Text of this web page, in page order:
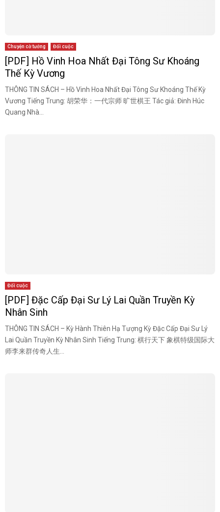
Chuyện cờ tướng Đối cuộc
[PDF] Hồ Vinh Hoa Nhất Đại Tông Sư Khoáng
Thế Kỳ Vương
THÔNG TIN SÁCH – Hồ Vinh Hoa Nhất Đại Tông Sư Khoáng Thế Kỳ
Vương Tiếng Trung: 胡荣华：一代宗师 旷世棋王 Tác giả: Đinh Húc
Quang Nhà...
Đối cuộc
[PDF] Đặc Cấp Đại Sư Lý Lai Quần Truyền Kỳ
Nhân Sinh
THÔNG TIN SÁCH – Kỳ Hành Thiên Hạ Tượng Kỳ Đặc Cấp Đại Sư Lý
Lai Quần Truyền Kỳ Nhân Sinh Tiếng Trung: 棋行天下 象棋特级国际大
师李来群传奇人生...